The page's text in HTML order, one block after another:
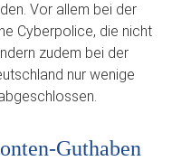
Vor allem bei der
Cyberpolice, die nicht
zudem bei der
nur wenige
Guthaben